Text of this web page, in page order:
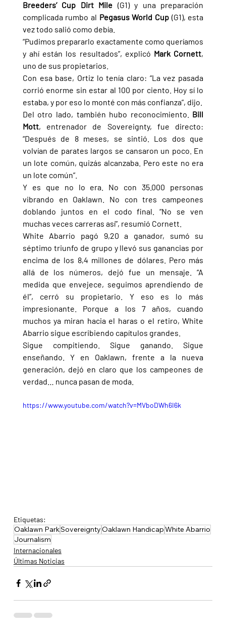
Breeders’ Cup Dirt Mile (G1) y una preparación
complicada rumbo al Pegasus World Cup (G1), esta
vez todo salió como debía.
“Pudimos prepararlo exactamente como queríamos
y ahí están los resultados”, explicó Mark Cornett,
uno de sus propietarios.
Con esa base, Ortiz lo tenía claro: “La vez pasada
corrió enorme sin estar al 100 por ciento. Hoy sí lo
estaba, y por eso lo monté con más confianza”, dijo.
Del otro lado, también hubo reconocimiento. Bill
Mott, entrenador de Sovereignty, fue directo:
“Después de 8 meses, se sintió. Los dos que
volvían de parates largos se cansaron un poco. En
un lote común, quizás alcanzaba. Pero este no era
un lote común”.
Y es que no lo era. No con 35.000 personas
vibrando en Oaklawn. No con tres campeones
doblando juntos en el codo final. “No se ven
muchas veces carreras así”, resumió Cornett.
White Abarrio pagó 9,20 a ganador, sumó su
séptimo triunfo de grupo y llevó sus ganancias por
encima de los 8,4 millones de dólares. Pero más
allá de los números, dejó fue un mensaje. “A
medida que envejece, seguimos aprendiendo de
él”, cerró su propietario. Y eso es lo más
impresionante. Porque a los 7 años, cuando
muchos ya miran hacia el haras o el retiro, White
Abarrio sigue escribiendo capítulos grandes.
Sigue compitiendo. Sigue ganando. Sigue
enseñando. Y en Oaklawn, frente a la nueva
generación, dejó en claro que los campeones de
verdad… nunca pasan de moda.
https://www.youtube.com/watch?v=MVboDWh6I6k
Etiquetas:
Oaklawn ParkSovereigntyOaklawn HandicapWhite Abarrio
Journalism
Internacionales
Últimas Noticias